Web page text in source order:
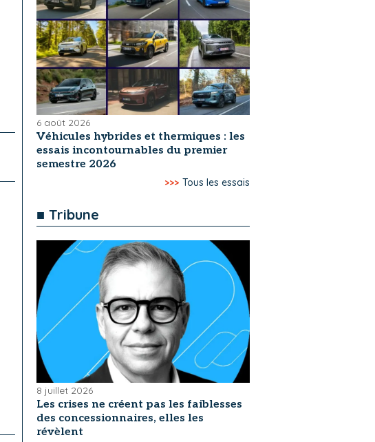
6 août 2026
Véhicules hybrides et thermiques : les
essais incontournables du premier
semestre 2026
>>> Tous les essais
■ Tribune
8 juillet 2026
Les crises ne créent pas les faiblesses
des concessionnaires, elles les
révèlent